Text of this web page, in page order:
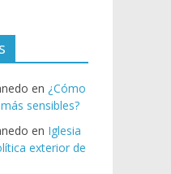
en ¿Cómo
sensibles?
en Iglesia
exterior de